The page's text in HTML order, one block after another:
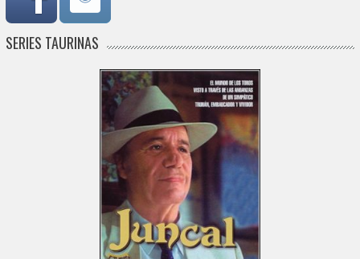
SERIES TAURINAS